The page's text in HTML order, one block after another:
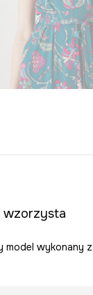
wzorzysta
model wykonany